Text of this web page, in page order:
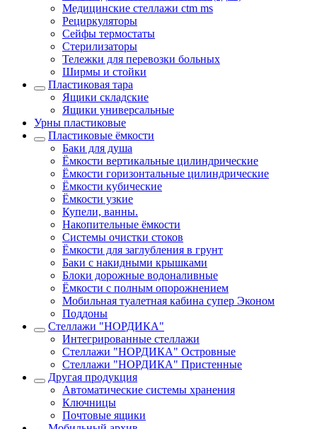
Медицинские стеллажи ctm ms
Рециркуляторы
Сейфы термостаты
Стерилизаторы
Тележки для перевозки больных
Ширмы и стойки
Пластиковая тара
Ящики складские
Ящики универсальные
Урны пластиковые
Пластиковые ёмкости
Баки для душа
Ёмкости вертикальные цилиндрические
Ёмкости горизонтальные цилиндрические
Ёмкости кубические
Ёмкости узкие
Купели, ванны.
Накопительные ёмкости
Системы очистки стоков
Ёмкости для заглубления в грунт
Баки с накидными крышками
Блоки дорожные водоналивные
Ёмкости с полным опорожнением
Мобильная туалетная кабина супер Эконом
Поддоны
Стеллажи "НОРДИКА"
Интегрированные стеллажи
Стеллажи "НОРДИКА" Островные
Стеллажи "НОРДИКА" Пристенные
Другая продукция
Автоматические системы хранения
Ключницы
Почтовые ящики